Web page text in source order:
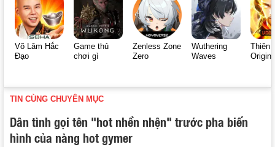
Võ Lâm Hắc
Đạo
Game thủ
chơi gì
Zenless Zone
Zero
Wuthering
Waves
Thiên
Origin
TIN CÙNG CHUYÊN MỤC
Dân tình gọi tên "hot nhền nhện" trước pha biến
hình của nàng hot gymer